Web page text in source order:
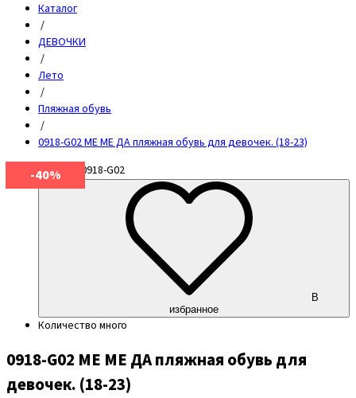
Каталог
/
ДЕВОЧКИ
/
Лето
/
Пляжная обувь
/
0918-G02 МЕ МЕ ДА пляжная обувь для девочек. (18-23)
Артикул
0918-G02
В
избранное
Количество много
0918-G02 МЕ МЕ ДА пляжная обувь для
девочек. (18-23)
-40%